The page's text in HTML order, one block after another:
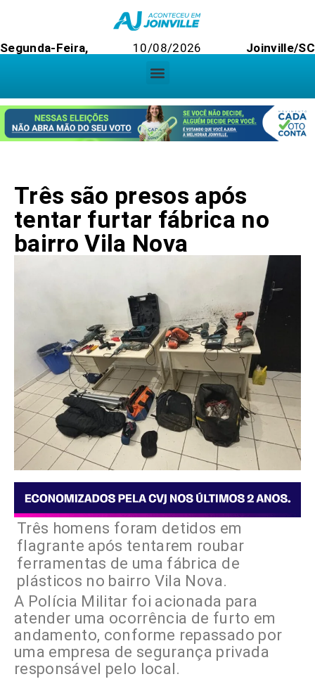
Segunda-Feira, 10/08/2026 Joinville/SC
Três são presos após
tentar furtar fábrica no
bairro Vila Nova
Três homens foram detidos em
flagrante após tentarem roubar
ferramentas de uma fábrica de
plásticos no bairro Vila Nova.
A Polícia Militar foi acionada para
atender uma ocorrência de furto em
andamento, conforme repassado por
uma empresa de segurança privada
responsável pelo local.